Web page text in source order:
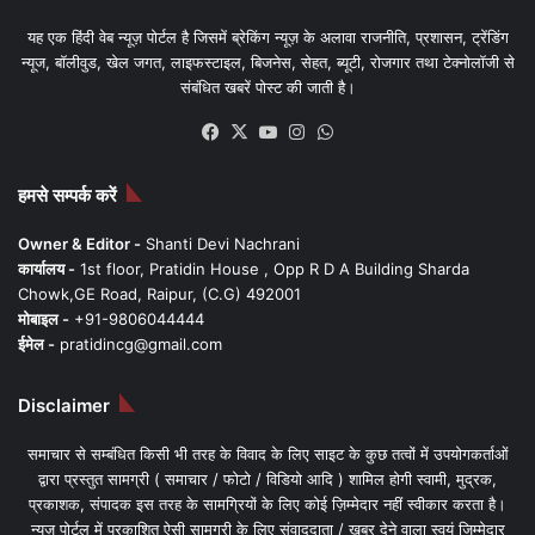
यह एक हिंदी वेब न्यूज़ पोर्टल है जिसमें ब्रेकिंग न्यूज़ के अलावा राजनीति, प्रशासन, ट्रेंडिंग
न्यूज, बॉलीवुड, खेल जगत, लाइफस्टाइल, बिजनेस, सेहत, ब्यूटी, रोजगार तथा टेक्नोलॉजी से
संबंधित खबरें पोस्ट की जाती है।
Facebook
X YouTubeInstagram
हमसे सम्पर्क करें
Owner & Editor - Shanti Devi Nachrani
कार्यालय - 1st floor, Pratidin House , Opp R D A Building Sharda
Chowk,GE Road, Raipur, (C.G) 492001
मोबाइल - +91-9806044444
ईमेल - pratidincg@gmail.com
Disclaimer
समाचार से सम्बंधित किसी भी तरह के विवाद के लिए साइट के कुछ तत्वों में उपयोगकर्ताओं
द्वारा प्रस्तुत सामग्री ( समाचार / फोटो / विडियो आदि ) शामिल होगी स्वामी, मुद्रक,
प्रकाशक, संपादक इस तरह के सामग्रियों के लिए कोई ज़िम्मेदार नहीं स्वीकार करता है।
न्यूज़ पोर्टल में प्रकाशित ऐसी सामग्री के लिए संवाददाता / खबर देने वाला स्वयं जिम्मेदार